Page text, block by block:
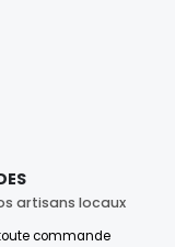
artisans locaux
commande